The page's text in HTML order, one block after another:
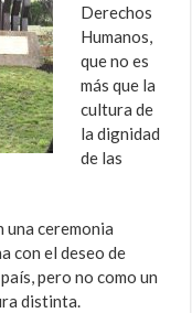
Derechos
Humanos,
que no es
más que la
cultura de
la dignidad
de las
una ceremonia
con el deseo de
pero no como un
distinta.